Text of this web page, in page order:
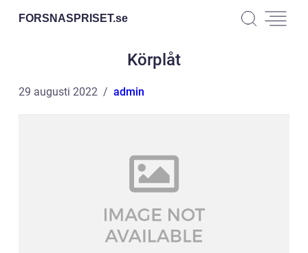
FORSNASPRISET.se
Körplåt
29 augusti 2022 admin